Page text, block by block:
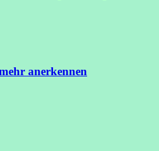
anerkennen